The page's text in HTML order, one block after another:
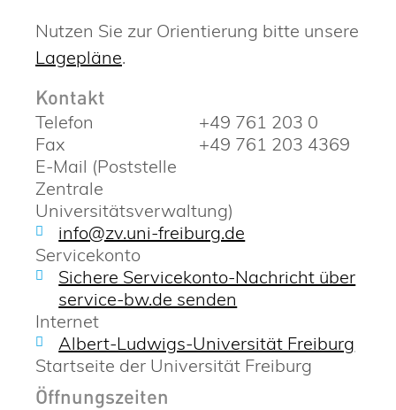
Nutzen Sie zur Orientierung bitte unsere
Lagepläne.
Kontakt
Telefon
+49 761 203 0
Fax
+49 761 203 4369
E-Mail (Poststelle
Zentrale
Universitätsverwaltung)
info@zv.uni-freiburg.de
Servicekonto
Sichere Servicekonto-Nachricht über
service-bw.de senden
Internet
Albert-Ludwigs-Universität Freiburg
Startseite der Universität Freiburg
Öffnungszeiten